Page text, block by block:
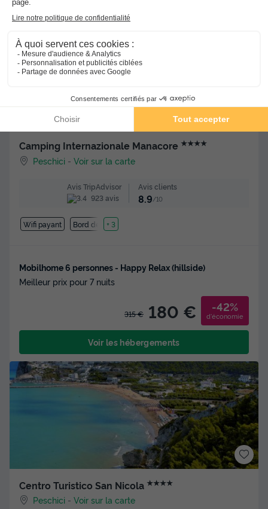
Camping Internazionale Manacore ★★★★
Peschici -Voir sur la carte
Avis TripAdvisor
923 avis
Avis clients
8.9/10
Wifi payant Bord de mer
+ 3
Mobilhome 6 personnes - Happy Relax (hillside)
Meilleur prix pour 7 nuits
315 € 180 € -42%
d'économie
Voir les hébergements
Centro Turistico San Nicola ★★★★
Peschici -Voir sur la carte